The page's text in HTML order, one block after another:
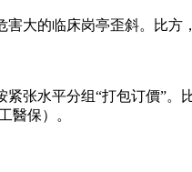
害大的临床岗亭歪斜。比方
紧张水平分组“打包订價”
醫保）。